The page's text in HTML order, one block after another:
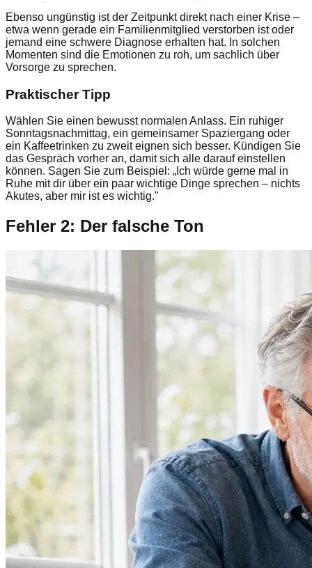
Ebenso ungünstig ist der Zeitpunkt direkt nach einer Krise –
etwa wenn gerade ein Familienmitglied verstorben ist oder
jemand eine schwere Diagnose erhalten hat. In solchen
Momenten sind die Emotionen zu roh, um sachlich über
Vorsorge zu sprechen.
Praktischer Tipp
Wählen Sie einen bewusst normalen Anlass. Ein ruhiger
Sonntagsnachmittag, ein gemeinsamer Spaziergang oder
ein Kaffeetrinken zu zweit eignen sich besser. Kündigen Sie
das Gespräch vorher an, damit sich alle darauf einstellen
können. Sagen Sie zum Beispiel: „Ich würde gerne mal in
Ruhe mit dir über ein paar wichtige Dinge sprechen – nichts
Akutes, aber mir ist es wichtig."
Fehler 2: Der falsche Ton